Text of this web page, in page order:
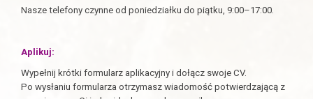
Nasze telefony czynne od poniedziałku do piątku, 9:00–17:00.
Aplikuj:
Wypełnij krótki formularz aplikacyjny i dołącz swoje CV.
Po wysłaniu formularza otrzymasz wiadomość potwierdzającą z